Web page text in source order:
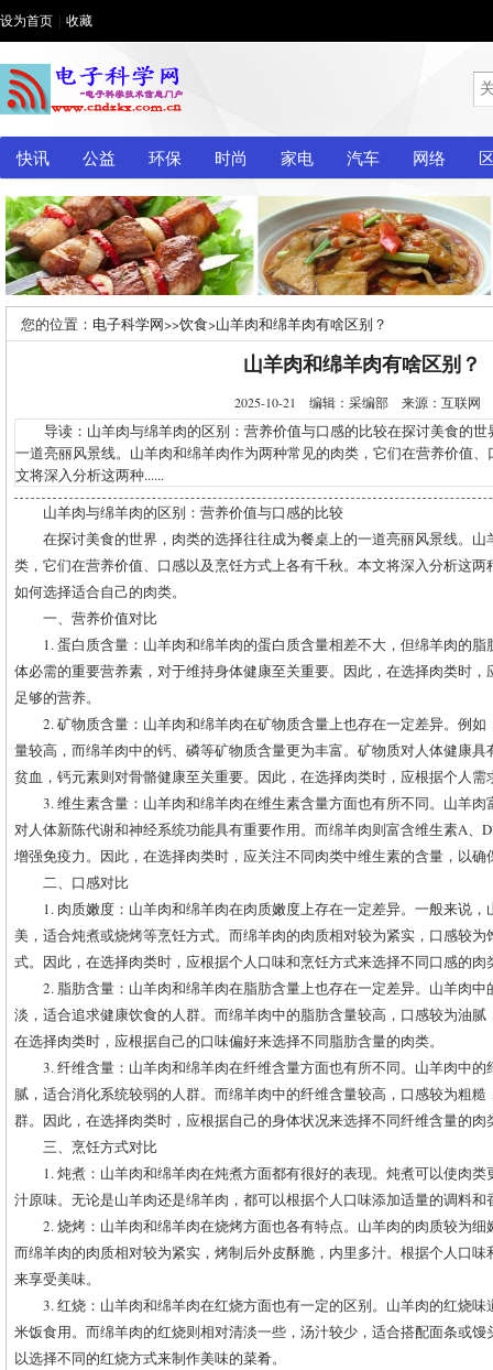
设为首页 收藏
快讯 公益 环保 时尚 家电 汽车 网络
您的位置： 电子科学网>>饮食>山羊肉和绵羊肉有啥区别？
山羊肉和绵羊肉有啥区别？
2025-10-21 编辑：采编部 来源：互联网
导读：山羊肉与绵羊肉的区别：营养价值与口感的比较在探讨美食的世
一道亮丽风景线。山羊肉和绵羊肉作为两种常见的肉类，它们在营养价值
文将深入分析这两种......
山羊肉与绵羊肉的区别：营养价值与口感的比较
在探讨美食的世界，肉类的选择往往成为餐桌上的一道亮丽风景线。
类，它们在营养价值、口感以及烹饪方式上各有千秋。本文将深入分析这
如何选择适合自己的肉类。
一、营养价值对比
1. 蛋白质含量：山羊肉和绵羊肉的蛋白质含量相差不大，但绵羊肉的
体必需的重要营养素，对于维持身体健康至关重要。因此，在选择肉类时
足够的营养。
2. 矿物质含量：山羊肉和绵羊肉在矿物质含量上也存在一定差异。例
量较高，而绵羊肉中的钙、磷等矿物质含量更为丰富。矿物质对人体健康
贫血，钙元素则对骨骼健康至关重要。因此，在选择肉类时，应根据个人
3. 维生素含量：山羊肉和绵羊肉在维生素含量方面也有所不同。山羊
对人体新陈代谢和神经系统功能具有重要作用。而绵羊肉则富含维生素A、
增强免疫力。因此，在选择肉类时，应关注不同肉类中维生素的含量，以确
二、口感对比
1. 肉质嫩度：山羊肉和绵羊肉在肉质嫩度上存在一定差异。一般来说
美，适合炖煮或烧烤等烹饪方式。而绵羊肉的肉质相对较为紧实，口感较
式。因此，在选择肉类时，应根据个人口味和烹饪方式来选择不同口感的肉
2. 脂肪含量：山羊肉和绵羊肉在脂肪含量上也存在一定差异。山羊肉
淡，适合追求健康饮食的人群。而绵羊肉中的脂肪含量较高，口感较为油
在选择肉类时，应根据自己的口味偏好来选择不同脂肪含量的肉类。
3. 纤维含量：山羊肉和绵羊肉在纤维含量方面也有所不同。山羊肉中
腻，适合消化系统较弱的人群。而绵羊肉中的纤维含量较高，口感较为粗
群。因此，在选择肉类时，应根据自己的身体状况来选择不同纤维含量的肉
三、烹饪方式对比
1. 炖煮：山羊肉和绵羊肉在炖煮方面都有很好的表现。炖煮可以使肉
汁原味。无论是山羊肉还是绵羊肉，都可以根据个人口味添加适量的调料
2. 烧烤：山羊肉和绵羊肉在烧烤方面也各有特点。山羊肉的肉质较为
而绵羊肉的肉质相对较为紧实，烤制后外皮酥脆，内里多汁。根据个人口
来享受美味。
3. 红烧：山羊肉和绵羊肉在红烧方面也有一定的区别。山羊肉的红烧
米饭食用。而绵羊肉的红烧则相对清淡一些，汤汁较少，适合搭配面条或
以选择不同的红烧方式来制作美味的菜肴。